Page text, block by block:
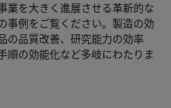
業を大きく進展させる革新的な
事例をご覧ください。製造の効
の品質改善、研究能力の効率
順の効能化など多岐にわたりま